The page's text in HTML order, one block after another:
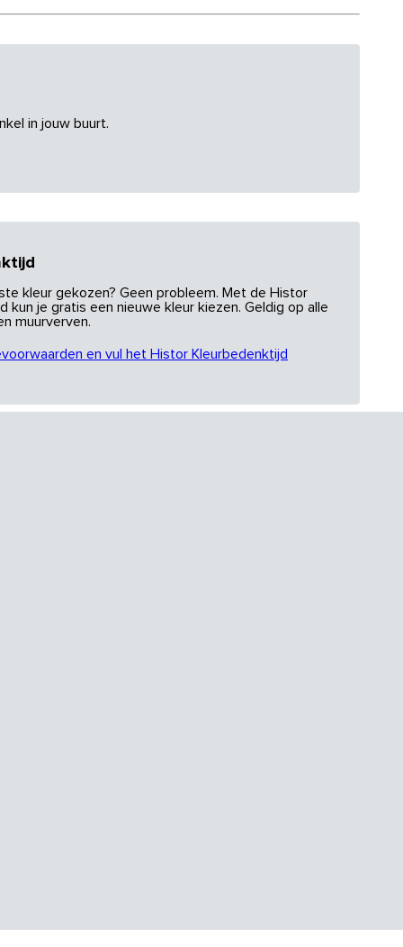
in jouw buurt.
kleur gekozen? Geen probleem. Met de Histor
kun je gratis een nieuwe kleur kiezen. Geldig op alle
muurverven.
en vul het Histor Kleurbedenktijd